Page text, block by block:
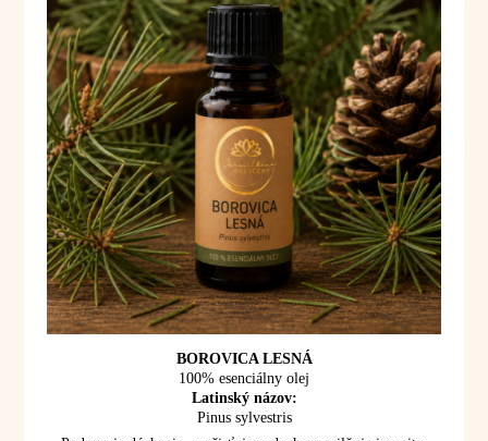
BOROVICA LESNÁ
100% esenciálny olej
Latinský názov:
Pinus sylvestris